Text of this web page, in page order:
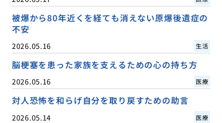
被爆から80年近くを経ても消えない原爆後遺症の
不安
2026.05.16 生活
脳梗塞を患った家族を支えるための心の持ち方
2026.05.16 医療
対人恐怖を和らげ自分を取り戻すための助言
2026.05.14 医療